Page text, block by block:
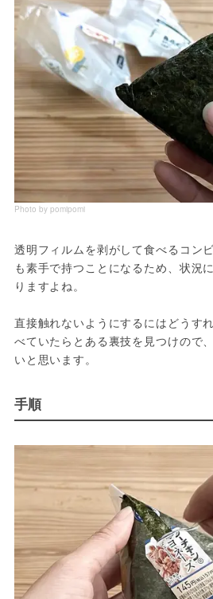
Photo by pomipomi
透明フィルムを剥がして食べるコン
も素手で持つことになるため、状況
りますよね。
直接触れないようにするにはどうす
べていたらとある裏技を見つけので
いと思います。
手順